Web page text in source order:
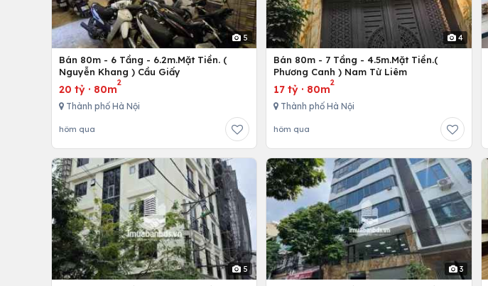
5
Bán 80m - 6 Tầng - 6.2m.Mặt Tiền. (
Nguyễn Khang ) Cầu Giấy
20 tỷ · 80m
2
Thành phố Hà Nội
hôm qua
4
Bán 80m - 7 Tầng - 4.5m.Mặt Tiền.(
Phương Canh ) Nam Từ Liêm
17 tỷ · 80m
2
Thành phố Hà Nội
hôm qua
5 3